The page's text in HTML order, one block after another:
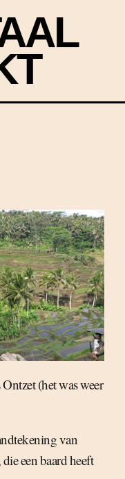
(het was weer
van
een baard heeft